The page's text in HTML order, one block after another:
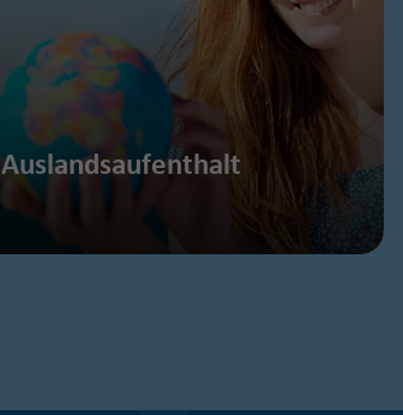
Auslandsaufenthalt